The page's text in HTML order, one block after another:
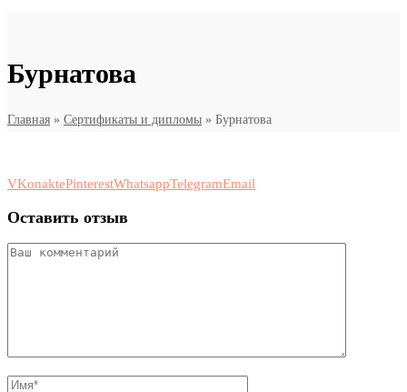
Бурнатова
Главная » Сертификаты и дипломы » Бурнатова
VKonaktePinterestWhatsappTelegramEmail
Оставить отзыв